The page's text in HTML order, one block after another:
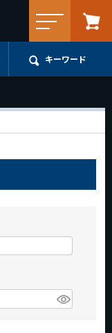
キーワード